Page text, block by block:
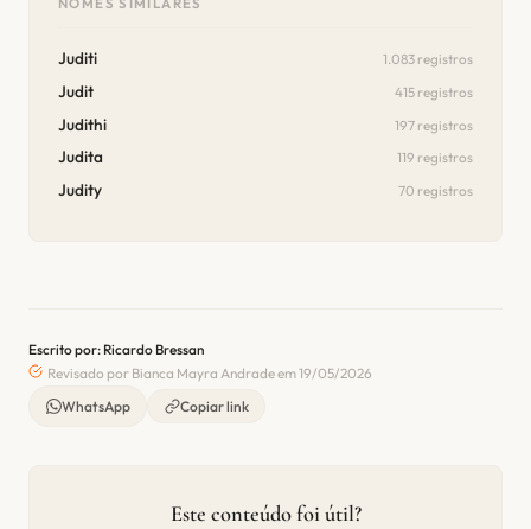
Juditi 1.083 registros
Judit 415 registros
Judithi 197 registros
Judita 119 registros
Judity 70 registros
Escrito por: Ricardo Bressan
Revisado por Bianca Mayra Andrade em 19/05/2026
WhatsApp
Copiar link
Este conteúdo foi útil?